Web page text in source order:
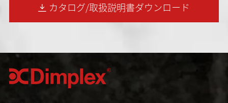
カタログ/取扱説明書ダウンロード